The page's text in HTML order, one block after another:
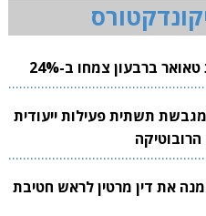
ברבעון צמחו ב-24%
תשתית פעילות ייעודית
את דין מרטין לראש חטיבת